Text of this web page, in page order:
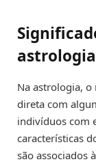
astrologia
Na astrologia, o
direta com
indivíduos com
características
são associados